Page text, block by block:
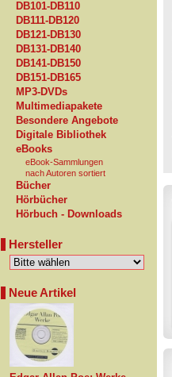
DB101-DB110
DB111-DB120
DB121-DB130
DB131-DB140
DB141-DB150
DB151-DB165
MP3-DVDs
Multimediapakete
Besondere Angebote
Digitale Bibliothek
eBooks
eBook-Sammlungen
nach Autoren sortiert
Bücher
Hörbücher
Hörbuch - Downloads
Hersteller
Neue Artikel